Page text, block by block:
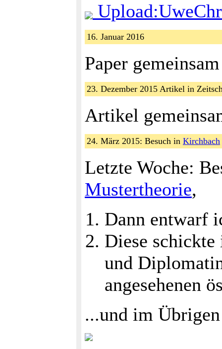
16. Januar 2016
Paper
23. Dezember 2015 Artikel in
Artikel
24. März 2015: Besuch in Kirchbach
Letzte Woche:
Mustertheorie,
Dann entwarf
Diese
und
angesehenen
...und im